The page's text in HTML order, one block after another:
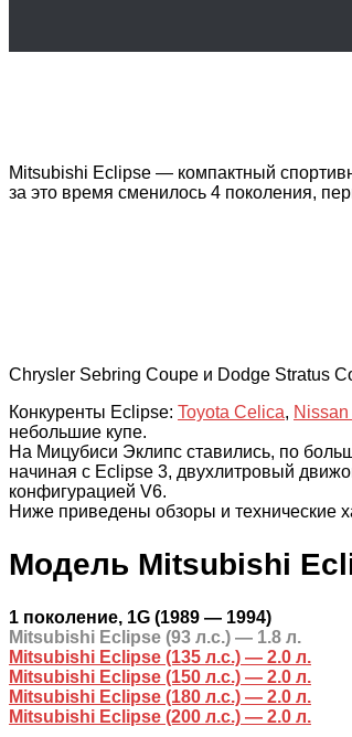
Mitsubishi Eclipse — компактный
за это время сменилось 4 поколения,
Chrysler Sebring Coupe и Dodge Stratus
Конкуренты Eclipse: Toyota Celica,
небольшие купе.
На Мицубиси Эклипс ставились, по
начиная с Eclipse 3, двухлитровый
конфигурацией V6.
Ниже приведены обзоры и технические
Модель Mitsubishi
1 поколение, 1G (1989 — 1994)
Mitsubishi Eclipse (93 л.с.) — 1.8 л.
Mitsubishi Eclipse (135 л.с.) — 2.0 л.
Mitsubishi Eclipse (150 л.с.) — 2.0 л.
Mitsubishi Eclipse (180 л.с.) — 2.0 л.
Mitsubishi Eclipse (200 л.с.) — 2.0 л.